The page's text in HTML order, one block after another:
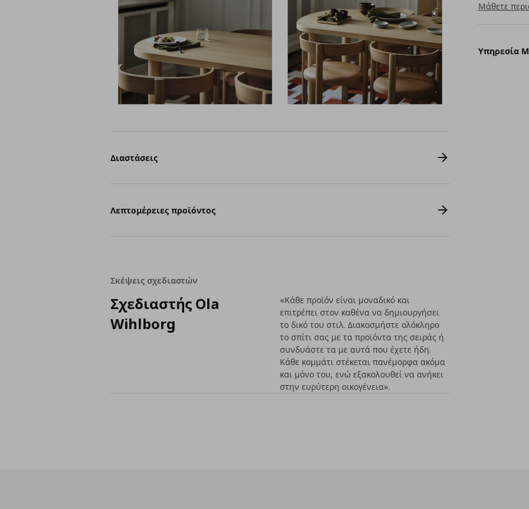
Μάθετε
Υπηρεσία
Διαστάσεις
Λεπτομέρειες προϊόντος
Σκέψεις σχεδιαστών
Σχεδιαστής Ola
Wihlborg
«Κάθε προϊόν είναι μοναδικό και
επιτρέπει στον καθένα να δημιουργήσει
το δικό του στιλ. Διακοσμήστε ολόκληρο
το σπίτι σας με τα προϊόντα της σειράς ή
συνδυάστε τα με αυτά που έχετε ήδη.
Κάθε κομμάτι στέκεται πανέμορφα ακόμα
και μόνο του, ενώ εξακολουθεί να ανήκει
στην ευρύτερη οικογένεια».